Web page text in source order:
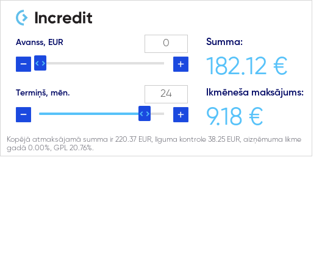
Avanss, EUR
Termiņš, mēn.
Summa:
182.12 €
Ikmēneša maksājums:
9.18 €
Kopējā atmaksājamā summa ir 220.37 EUR, līguma kontrole 38.25 EUR, aizņēmuma likme
gadā 0.00%, GPL 20.76%.